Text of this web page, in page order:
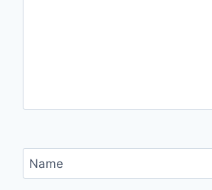
Name